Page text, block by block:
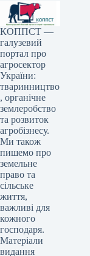
КОППСТ —
галузевий
портал про
агросектор
України:
тваринництво
, органічне
землеробство
та розвиток
агробізнесу.
Ми також
пишемо про
земельне
право та
сільське
життя,
важливі для
кожного
господаря.
Матеріали
видання